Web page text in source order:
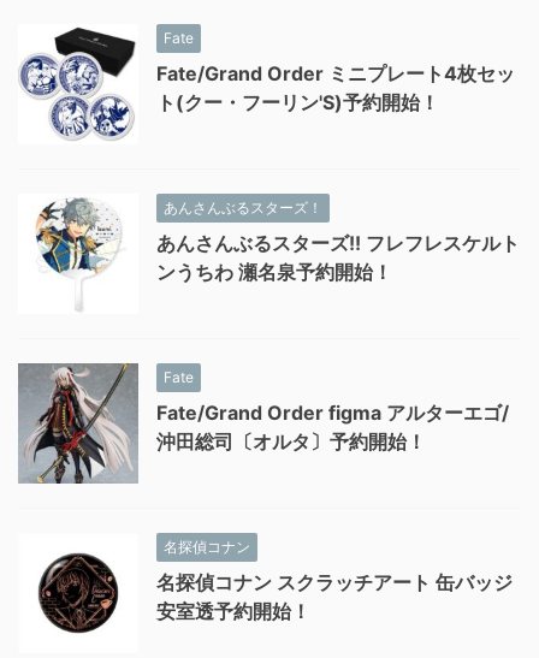
Fate
Fate/Grand Order ミニプレート4枚セッ
ト(クー・フーリン'S)予約開始！
あんさんぶるスターズ！
あんさんぶるスターズ!! フレフレスケルト
ンうちわ 瀬名泉予約開始！
Fate
Fate/Grand Order figma アルターエゴ/
沖田総司〔オルタ〕予約開始！
名探偵コナン
名探偵コナン スクラッチアート 缶バッジ
安室透予約開始！